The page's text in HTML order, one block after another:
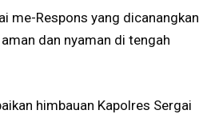
me-Respons yang dicanangkan
dan nyaman di tengah
himbauan Kapolres Sergai